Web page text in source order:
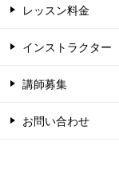
レッスン料金
インストラクター
講師募集
お問い合わせ